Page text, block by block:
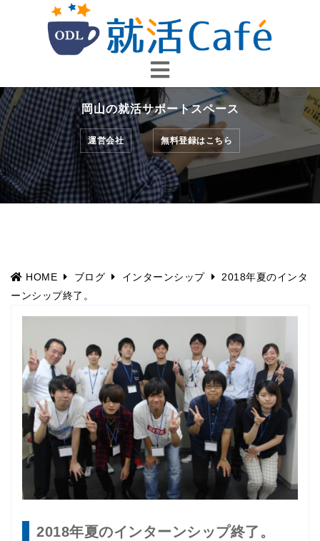
へ
ス
キ
ッ
プ
岡山の就活サポートスペース
運営会社 無料登録はこちら
HOME ブログ インターンシップ
2018年夏のインタ
ーンシップ終了。
2018年夏のインターンシップ終了。